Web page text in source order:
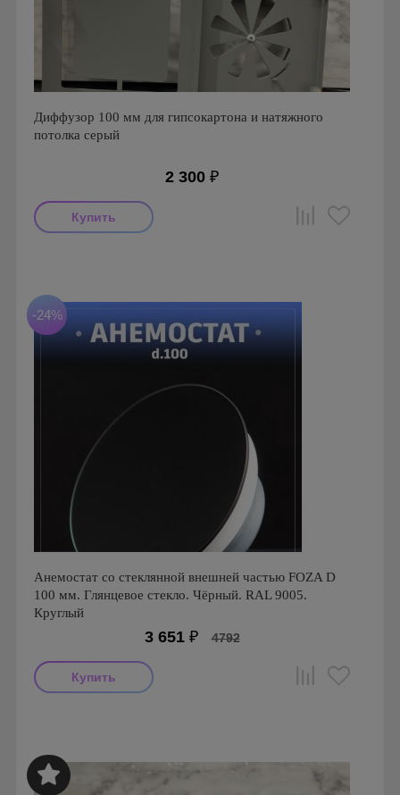
Диффузор 100 мм для гипсокартона и натяжного
потолка серый
2 300 ₽
-24%
Анемостат со стеклянной внешней частью FOZA D
100 мм. Глянцевое стекло. Чёрный. RAL 9005.
Круглый
3 651₽ 4792